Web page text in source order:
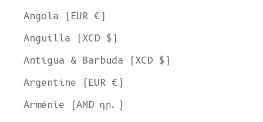
Angola (EUR €)
Anguilla (XCD $)
Antigua & Barbuda (XCD $)
Argentine (EUR €)
Arménie (AMD դր.)